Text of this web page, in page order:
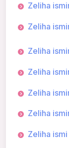
Zeliha
Zeliha
Zeliha
Zeliha
Zeliha
Zeliha
Zeliha